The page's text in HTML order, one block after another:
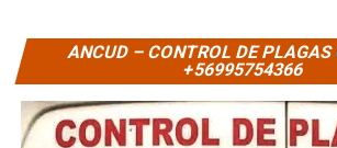
ANCUD – CONTROL DE PLAGAS
+56995754366